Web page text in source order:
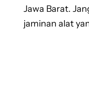
Jawa Barat.
jaminan alat